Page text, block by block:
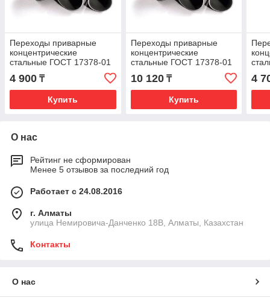
Переходы приварные
концентрические
стальные ГОСТ 17378-01
Ду-219х133
4 900 ₸
Купить
Переходы приварные
концентрические
стальные ГОСТ 17378-01
Ду-273х219
10 120₸
Купить
4
О нас
Рейтинг не сформирован
Менее 5 отзывов за последний год
Работает с 24.08.2016
г. Алматы
улица Немировича-Данченко 18В, Алматы, Казахстан
Контакты
О нас